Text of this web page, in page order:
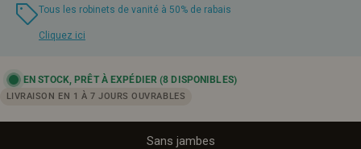
Tous les robinets de vanité à 50% de rabais
Cliquez ici
EN STOCK, PRÊT À EXPÉDIER (8 DISPONIBLES)
LIVRAISON EN 1 À 7 JOURS OUVRABLES
Sans jambes